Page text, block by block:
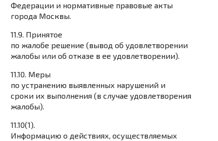
Федерации и нормативные правовые акты
города Москвы.
11.9. Принятое
по жалобе решение (вывод об удовлетворении
жалобы или об отказе в ее удовлетворении).
11.10. Меры
по устранению выявленных нарушений и
сроки их выполнения (в случае удовлетворения
жалобы).
11.10(1).
Информацию о действиях, осуществляемых